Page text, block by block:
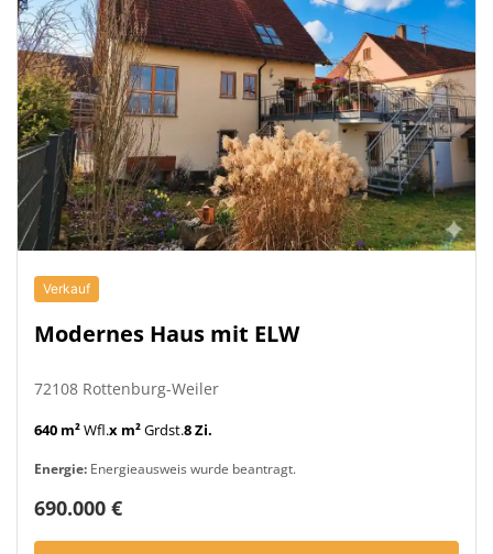
Verkauf
Modernes Haus mit ELW
72108 Rottenburg-Weiler
640 m²Wfl.x m²Grdst.8 Zi.
Energie: Energieausweis wurde beantragt.
690.000 €